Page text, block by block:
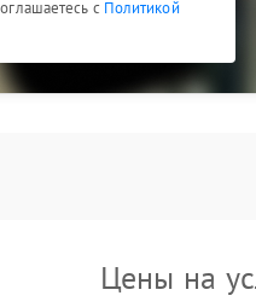
с Политикой
Цены на